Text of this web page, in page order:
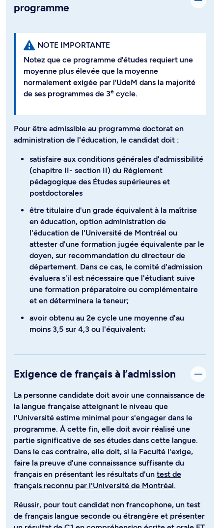
programme
NOTE IMPORTANTE
Notez que ce programme d’études requiert une
moyenne plus élevée que la moyenne
normalement exigée par l’UdeM dans la majorité
de ses programmes de 3e cycle.
Pour être admissible au programme doctorat en
administration de l'éducation, le candidat doit :
satisfaire aux conditions générales d'admissibilité
(chapitre II- section II) du Règlement
pédagogique des Études supérieures et
postdoctorales
être titulaire d'un grade équivalent à la maîtrise
en éducation, option administration de
l'éducation de l'Université de Montréal ou
attester d'une formation jugée équivalente par le
doyen, sur recommandation du directeur de
département. Dans ce cas, le comité d'admission
évaluera s'il est nécessaire que l'étudiant suive
une formation préparatoire ou complémentaire
et en déterminera la teneur;
avoir obtenu au 2e cycle une moyenne d'au
moins 3,5 sur 4,3 ou l'équivalent;
Exigence de français à l’admission
La personne candidate doit avoir une connaissance de
la langue française atteignant le niveau que
l'Université estime minimal pour s'engager dans le
programme. À cette fin, elle doit avoir réalisé une
partie significative de ses études dans cette langue.
Dans le cas contraire, elle doit, si la Faculté l'exige,
faire la preuve d'une connaissance suffisante du
français en présentant les résultats d'un test de
français reconnu par l'Université de Montréal.
Réussir, pour tout candidat non francophone, un test
de français langue seconde ou étrangère et présenter